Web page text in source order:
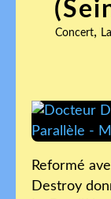
Concert,
Reformé
Destroy